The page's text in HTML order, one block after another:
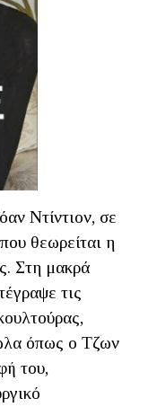
Ντίντιον, σε
θεωρείται η
Στη μακρά
τις
όπως ο Τζων
του,